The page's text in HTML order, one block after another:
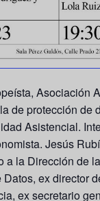
Asociación
de protección de
Asistencial.
Jesús
a la Dirección de
ex director
ex secretario